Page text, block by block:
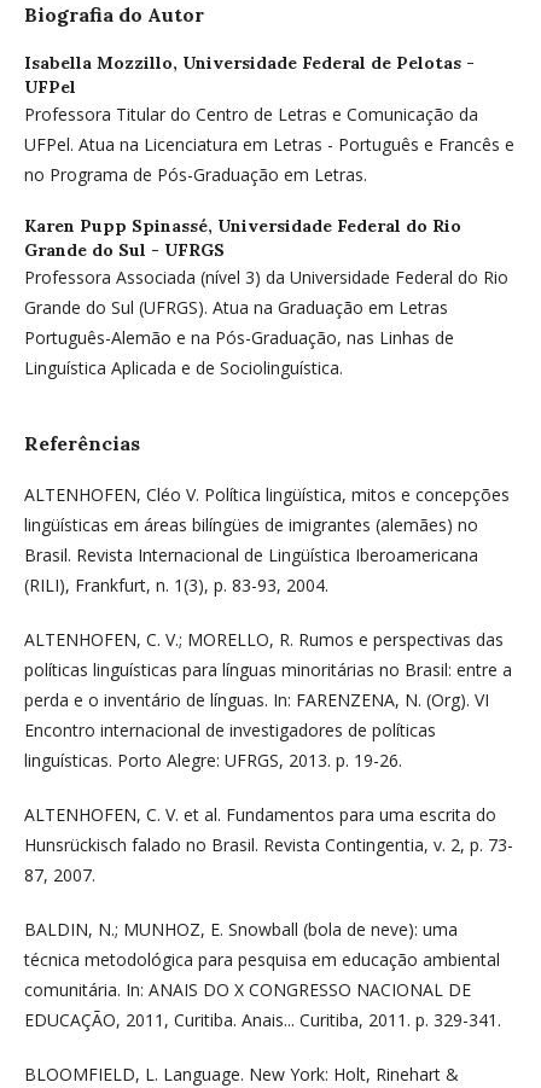
Biografia do Autor
Isabella Mozzillo, Universidade Federal de Pelotas -
UFPel
Professora Titular do Centro de Letras e Comunicação da
UFPel. Atua na Licenciatura em Letras - Português e Francês e
no Programa de Pós-Graduação em Letras.
Karen Pupp Spinassé, Universidade Federal do Rio
Grande do Sul - UFRGS
Professora Associada (nível 3) da Universidade Federal do Rio
Grande do Sul (UFRGS). Atua na Graduação em Letras
Português-Alemão e na Pós-Graduação, nas Linhas de
Linguística Aplicada e de Sociolinguística.
Referências
ALTENHOFEN, Cléo V. Política lingüística, mitos e concepções
lingüísticas em áreas bilíngües de imigrantes (alemães) no
Brasil. Revista Internacional de Lingüística Iberoamericana
(RILI), Frankfurt, n. 1(3), p. 83-93, 2004.
ALTENHOFEN, C. V.; MORELLO, R. Rumos e perspectivas das
políticas linguísticas para línguas minoritárias no Brasil: entre a
perda e o inventário de línguas. In: FARENZENA, N. (Org). VI
Encontro internacional de investigadores de políticas
linguísticas. Porto Alegre: UFRGS, 2013. p. 19-26.
ALTENHOFEN, C. V. et al. Fundamentos para uma escrita do
Hunsrückisch falado no Brasil. Revista Contingentia, v. 2, p. 73-
87, 2007.
BALDIN, N.; MUNHOZ, E. Snowball (bola de neve): uma
técnica metodológica para pesquisa em educação ambiental
comunitária. In: ANAIS DO X CONGRESSO NACIONAL DE
EDUCAÇÃO, 2011, Curitiba. Anais... Curitiba, 2011. p. 329-341.
BLOOMFIELD, L. Language. New York: Holt, Rinehart &